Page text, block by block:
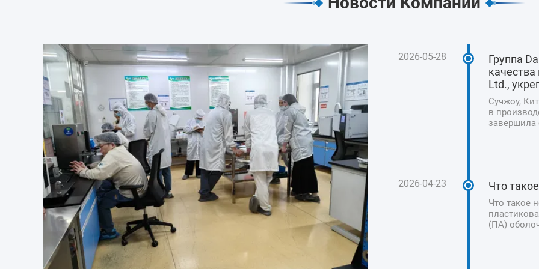
2026-05-28
Группа
качества
Ltd.,
Сучжоу,
в
завершила
2026-04-23 Что
Что такое
(ПА)